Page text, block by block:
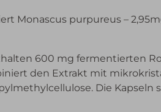
Monascus purpureus –
600 mg fermentierten
den Extrakt mit
Die